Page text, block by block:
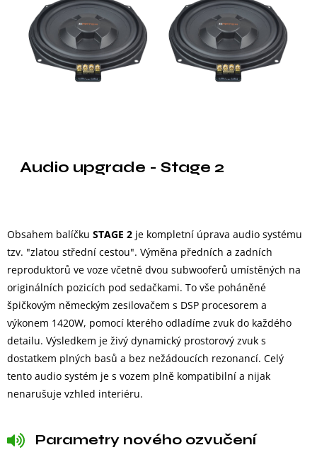
Audio upgrade - Stage 2
Obsahem balíčku STAGE 2 je kompletní úprava audio systému
tzv. "zlatou střední cestou". Výměna předních a zadních
reproduktorů ve voze včetně dvou subwooferů umístěných na
originálních pozicích pod sedačkami. To vše poháněné
špičkovým německým zesilovačem s DSP procesorem a
výkonem 1420W, pomocí kterého odladíme zvuk do každého
detailu. Výsledkem je živý dynamický prostorový zvuk s
dostatkem plných basů a bez nežádoucích rezonancí. Celý
tento audio systém je s vozem plně kompatibilní a nijak
nenarušuje vzhled interiéru.
Parametry nového ozvučení